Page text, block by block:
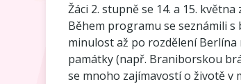
Žáci 2. stupně se 14. a 15.
Během programu se seznámili
minulost až po rozdělení Berlína
památky (např. Braniborskou
se mnoho zajímavostí o životě v